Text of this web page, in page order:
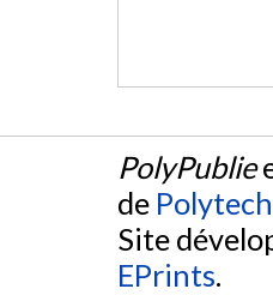
PolyPublie
de
Site
EPrints.